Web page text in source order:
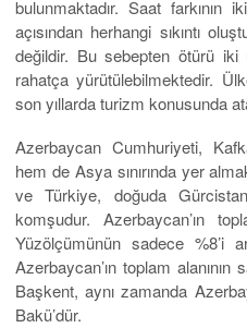
bulunmaktadır. Saat farkının
açısından herhangi sıkıntı
değildir. Bu sebepten ötürü iki
rahatça yürütülebilmektedir.
son yıllarda turizm konusunda
Azerbaycan Cumhuriyeti,
hem de Asya sınırında yer
ve Türkiye, doğuda
komşudur. Azerbaycan’ın
Yüzölçümünün sadece %8’i
Azerbaycan’ın toplam alanının
Başkent, aynı zamanda
Bakü’dür.